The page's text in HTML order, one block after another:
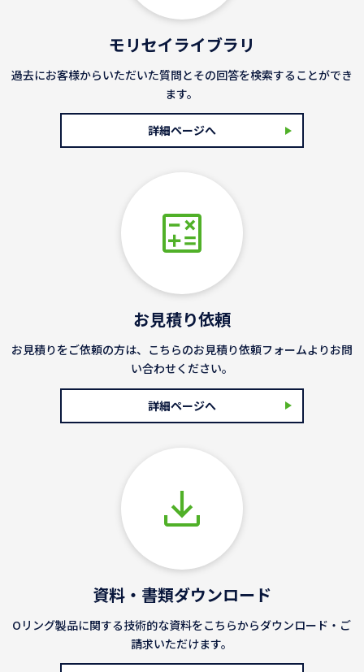
モリセイライブラリ
過去にお客様からいただいた質問とその回答を検索することができ
ます。
詳細ページへ
お見積り依頼
お見積りをご依頼の方は、こちらのお見積り依頼フォームよりお問
い合わせください。
詳細ページへ
資料・書類ダウンロード
Oリング製品に関する技術的な資料をこちらからダウンロード・ご
請求いただけます。